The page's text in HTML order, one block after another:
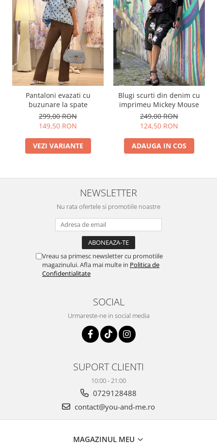
Pantaloni evazati cu
buzunare la spate
299,00 RON
149,50 RON
VEZI VARIANTE
Blugi scurti din denim cu
imprimeu Mickey Mouse
249,00 RON
124,50 RON
ADAUGA IN COS
NEWSLETTER
Nu rata ofertele si promotiile noastre
Vreau sa primesc newsletter cu promotiile
magazinului. Afla mai multe in Politica de
Confidentialitate
SOCIAL
Urmareste-ne in social media
SUPORT CLIENTI
10:00 - 21:00
0729128488
contact@you-and-me.ro
MAGAZINUL MEU